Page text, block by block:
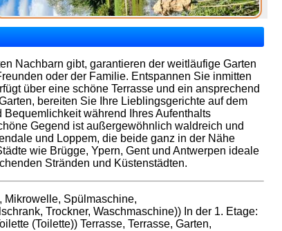
Nachbarn gibt, garantieren der weitläufige Garten
oder der Familie. Entspannen Sie inmitten
über eine schöne Terrasse und ein ansprechend
bereiten Sie Ihre Lieblingsgerichte auf dem
während Ihres Aufenthalts
Gegend ist außergewöhnlich waldreich und
und Loppem, die beide ganz in der Nähe
wie Brügge, Ypern, Gent und Antwerpen ideale
Stränden und Küstenstädten.
Mikrowelle, Spülmaschine,
Trockner, Waschmaschine)) In der 1. Etage:
(Toilette)) Terrasse, Terrasse, Garten,